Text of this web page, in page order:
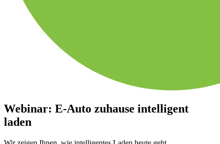
Webinar: E-Auto zuhause intelligent
laden